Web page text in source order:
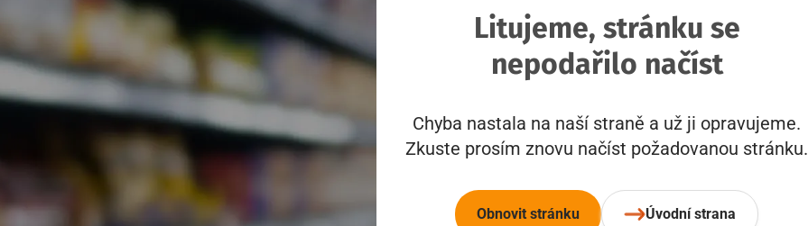
Litujeme, stránku se
nepodařilo načíst
Chyba nastala na naší straně a už ji opravujeme.
Zkuste prosím znovu načíst požadovanou stránku.
Obnovit stránku Úvodní strana